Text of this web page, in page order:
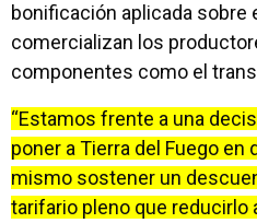
bonificación aplicada sobre
comercializan los
componentes como el
“Estamos frente a una
poner a Tierra del Fuego en
mismo sostener un
tarifario pleno que reducirlo